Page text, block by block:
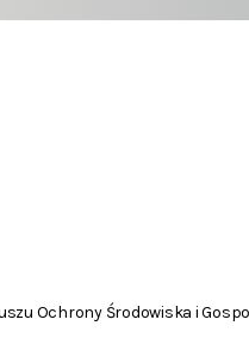
Ochrony Środowiska i